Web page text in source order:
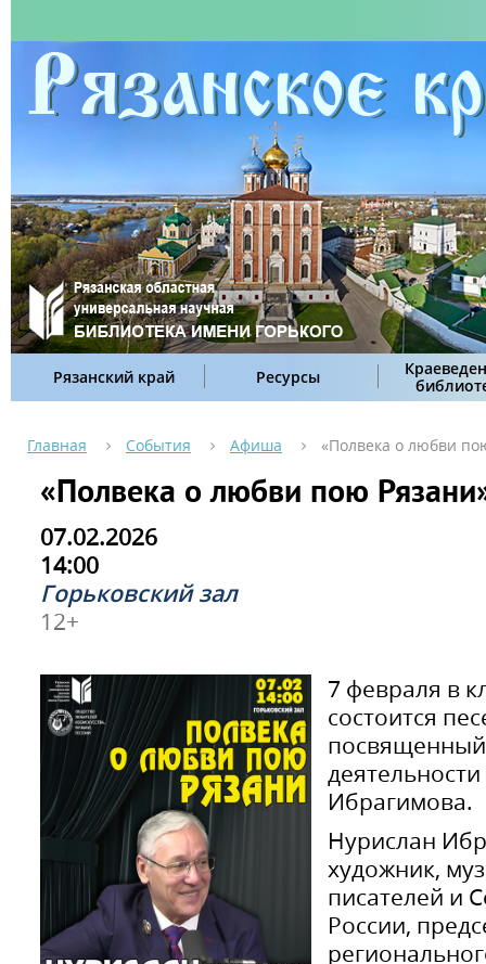
Рязанский край Ресурсы
Главная События Афиша «Полвека о любви
«Полвека о любви пою
07.02.2026
14:00
Горьковский зал
12+
7 февраля в
состоится
Ибрагимова.
Нурислан
художник,
писателей и
России,